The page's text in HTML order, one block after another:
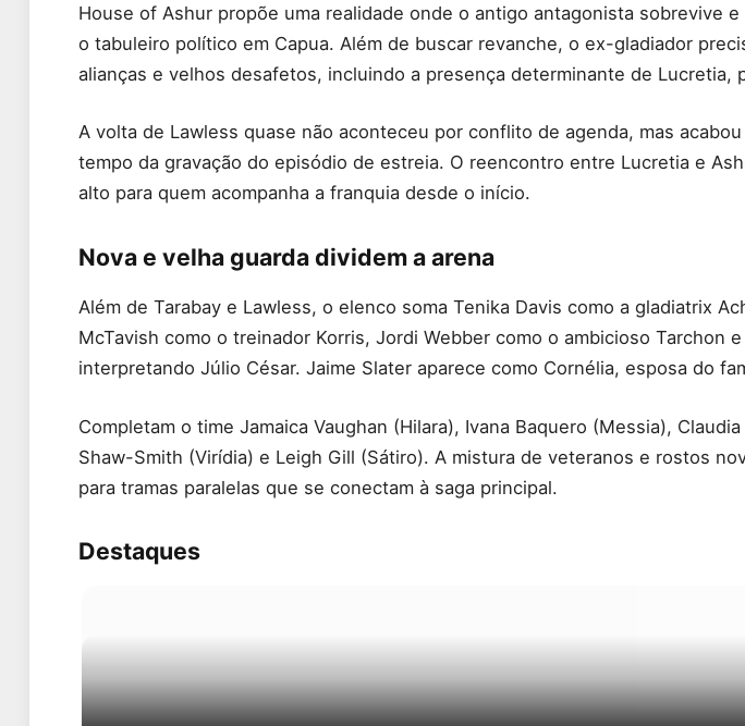
House of Ashur propõe uma realidade onde o antigo antagonista sobrevive
o tabuleiro político em Capua. Além de buscar revanche, o ex-gladiador
alianças e velhos desafetos, incluindo a presença determinante de Lucretia,
A volta de Lawless quase não aconteceu por conflito de agenda, mas
tempo da gravação do episódio de estreia. O reencontro entre Lucretia e
alto para quem acompanha a franquia desde o início.
Nova e velha guarda dividem a arena
Além de Tarabay e Lawless, o elenco soma Tenika Davis como a gladiatrix
McTavish como o treinador Korris, Jordi Webber como o ambicioso Tarchon
interpretando Júlio César. Jaime Slater aparece como Cornélia, esposa do
Completam o time Jamaica Vaughan (Hilara), Ivana Baquero (Messia),
Shaw-Smith (Virídia) e Leigh Gill (Sátiro). A mistura de veteranos e rostos
para tramas paralelas que se conectam à saga principal.
Destaques